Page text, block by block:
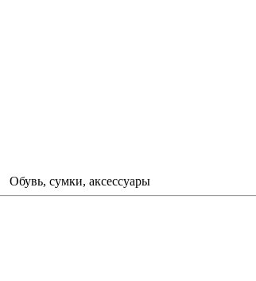
Обувь, сумки, аксессуары